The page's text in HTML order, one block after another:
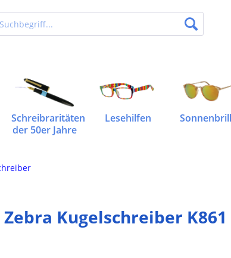
Schreibraritäten
der 50er Jahre
Lesehilfen
Kugelschreiber K861